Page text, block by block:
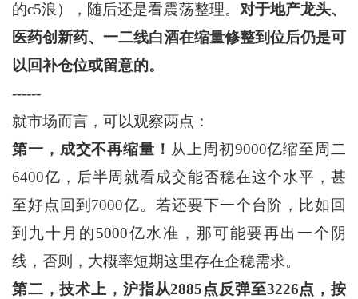
的c5浪），随后还是看震荡整理。 对于地产龙头、
医药创新药、一二线白酒在缩量修整到位后仍是可
以回补仓位或留意的。
------
就市场而言，可以观察两点：
第一，成交不再缩量！ 从上周初9000亿缩至周二
6400亿，后半周就看成交能否稳在这个水平，甚
至好点回到7000亿。若还要下一个台阶，比如回
到九十月的5000亿水准，那可能要再出一个阴
线，否则，大概率短期这里存在企稳需求。
第二，技术上， 沪指从2885点反弹至3226点，按